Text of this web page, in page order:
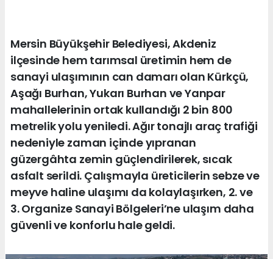
Mersin Büyükşehir Belediyesi, Akdeniz
ilçesinde hem tarımsal üretimin hem de
sanayi ulaşımının can damarı olan Kürkçü,
Aşağı Burhan, Yukarı Burhan ve Yanpar
mahallelerinin ortak kullandığı 2 bin 800
metrelik yolu yeniledi. Ağır tonajlı araç trafiği
nedeniyle zaman içinde yıpranan
güzergâhta zemin güçlendirilerek, sıcak
asfalt serildi. Çalışmayla üreticilerin sebze ve
meyve haline ulaşımı da kolaylaşırken, 2. ve
3. Organize Sanayi Bölgeleri’ne ulaşım daha
güvenli ve konforlu hale geldi.